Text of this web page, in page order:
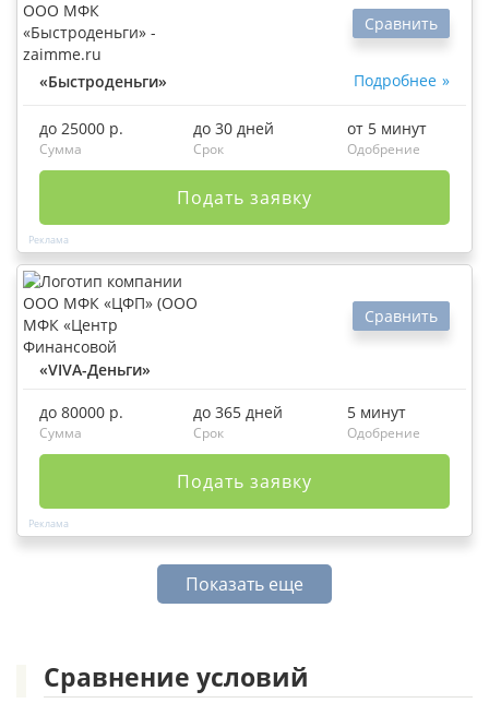
«Быстроденьги» Подробнее
Сравнить
до 25000 р.
Сумма
до 30 дней
Срок
от 5 минут
Одобрение
Подать заявку
«VIVA-Деньги»
Сравнить
до 80000 р.
Сумма
до 365 дней
Срок
5 минут
Одобрение
Подать заявку
Показать еще
Сравнение условий